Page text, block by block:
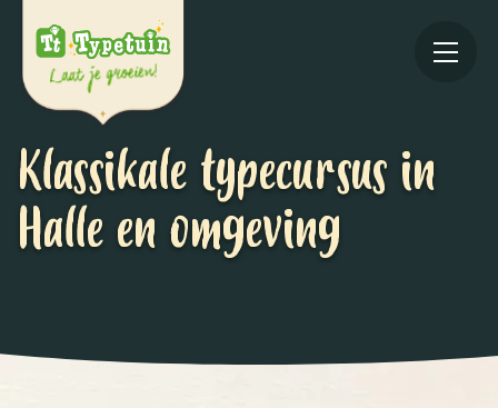
Klassikale typecursus in
Halle en omgeving